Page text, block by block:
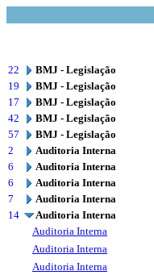
22
BMJ - Legislação
19
BMJ - Legislação
17
BMJ - Legislação
42
BMJ - Legislação
57
BMJ - Legislação
2
Auditoria Interna
6
Auditoria Interna
6
Auditoria Interna
7
Auditoria Interna
14
Auditoria Interna
Auditoria Interna
Auditoria Interna
Auditoria Interna